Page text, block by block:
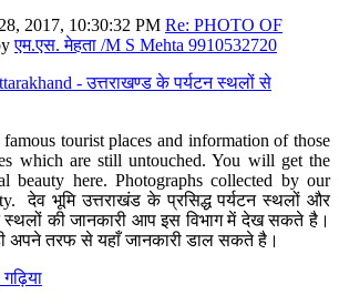
2017, 10:30:32 PM Re: PHOTO OF
एम.एस. मेहता /M S Mehta 9910532720
- उत्तराखण्ड के पर्यटन स्थलों से
tourist places and information of those
which are still untouched. You will get the
beauty here. Photographs collected by our
देव भूमि उत्तराखंड के प्रसिद्ध पर्यटन स्थलों और
की जानकारी आप इस विभाग में देख सकते है।
तरफ से यहाँ जानकारी डाल सकते है।